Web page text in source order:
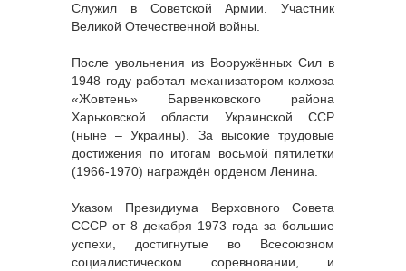
Служил в Советской Армии. Участник
Великой Отечественной войны.
После увольнения из Вооружённых Сил в
1948 году работал механизатором колхоза
«Жовтень» Барвенковского района
Харьковской области Украинской ССР
(ныне – Украины). За высокие трудовые
достижения по итогам восьмой пятилетки
(1966-1970) награждён орденом Ленина.
Указом Президиума Верховного Совета
СССР от 8 декабря 1973 года за большие
успехи, достигнутые во Всесоюзном
социалистическом соревновании, и